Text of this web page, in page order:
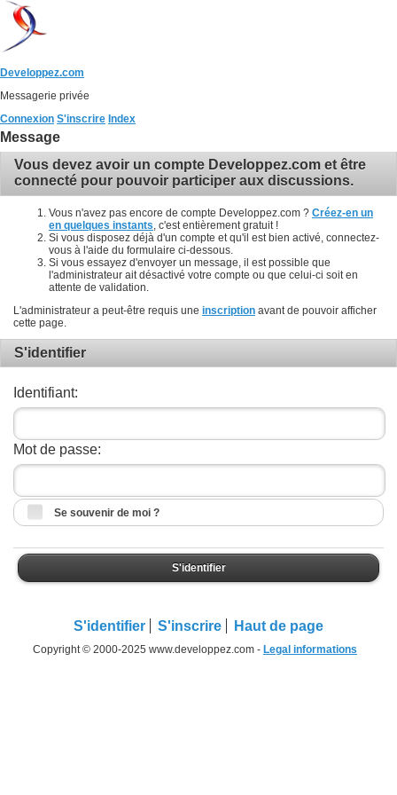
Developpez.com
Messagerie privée
Connexion S'inscrire Index
Message
Vous devez avoir un compte Developpez.com et être
connecté pour pouvoir participer aux discussions.
Vous n'avez pas encore de compte Developpez.com ? Créez-en un
en quelques instants , c'est entièrement gratuit !
Si vous disposez déjà d'un compte et qu'il est bien activé, connectez-
vous à l'aide du formulaire ci-dessous.
Si vous essayez d'envoyer un message, il est possible que
l'administrateur ait désactivé votre compte ou que celui-ci soit en
attente de validation.
L'administrateur a peut-être requis une inscription avant de pouvoir afficher
cette page.
S'identifier
Identifiant:
Mot de passe:
Se souvenir de moi ?
S'identifier
S'identifier S'inscrire Haut de page
Copyright © 2000-2025 www.developpez.com - Legal informations